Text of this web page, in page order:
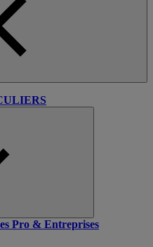
Pro & Entreprises